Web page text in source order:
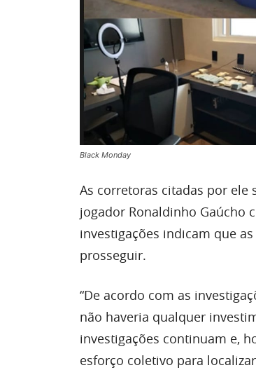
Black Monday
As corretoras citadas por ele
jogador Ronaldinho Gaúcho
investigações indicam que
prosseguir.
“De acordo com as
não haveria qualquer
investigações continuam e,
esforço coletivo para